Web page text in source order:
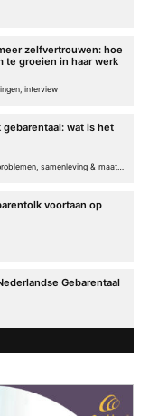
zelfvertrouwen: hoe
te groeien in haar werk
interview
wat is het
voortaan op
Gebarentaal